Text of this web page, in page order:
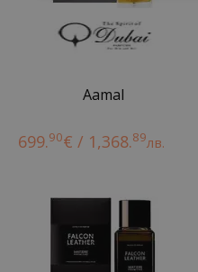
Aamal
699.90€ / 1,368.89лв.